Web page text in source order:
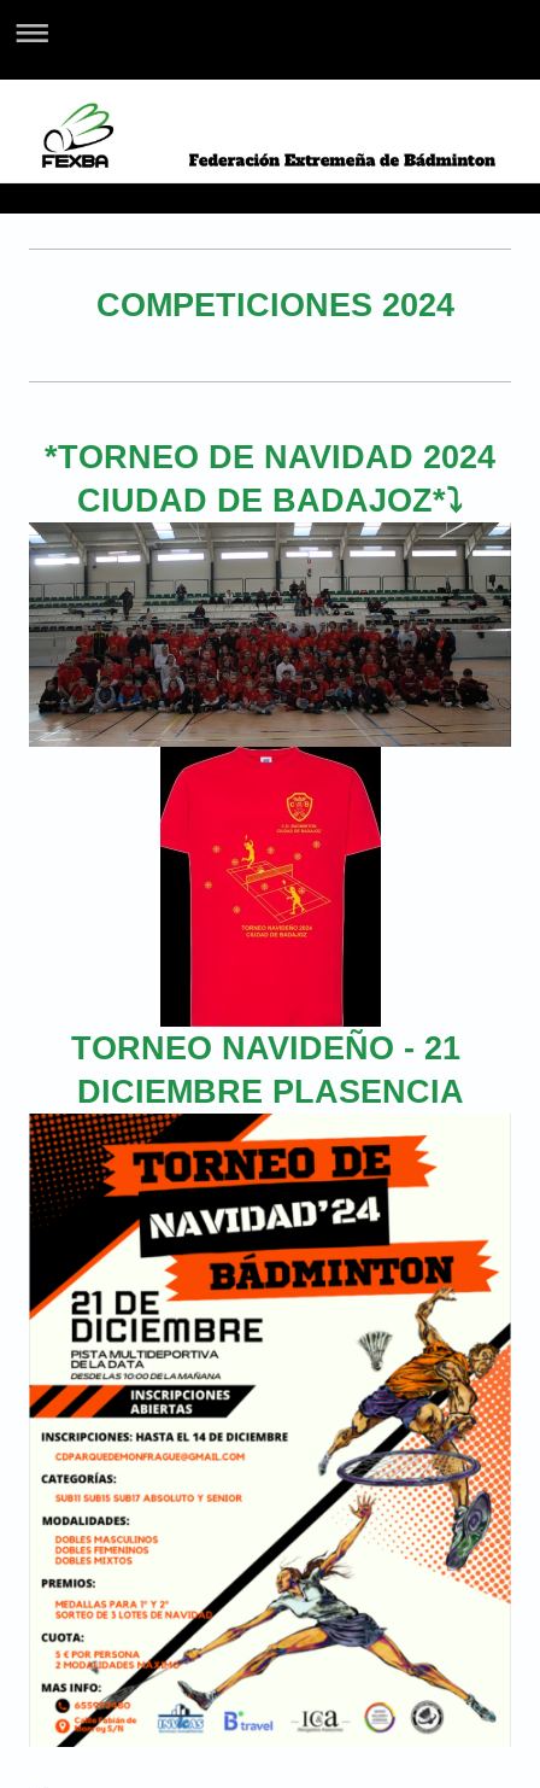
COMPETICIONES 2024
*TORNEO DE NAVIDAD 2024
CIUDAD DE BADAJOZ*⤵️
TORNEO NAVIDEÑO - 21
DICIEMBRE PLASENCIA